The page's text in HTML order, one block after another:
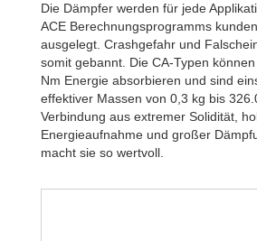
Die Dämpfer werden für jede
ACE Berechnungsprogramms
ausgelegt. Crashgefahr und
somit gebannt. Die CA-Typen
Nm Energie absorbieren und sind
effektiver Massen von 0,3 kg bis
Verbindung aus extremer Solidität,
Energieaufnahme und großer
macht sie so wertvoll.